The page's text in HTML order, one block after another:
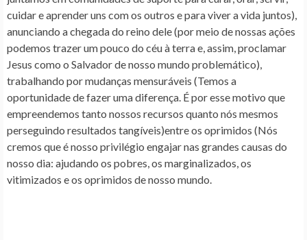
cuidar e aprender uns com os outros e para viver a vida juntos),
anunciando a chegada do reino dele (por meio de nossas ações
podemos trazer um pouco do céu à terra e, assim, proclamar
Jesus como o Salvador de nosso mundo problemático),
trabalhando por mudanças mensuráveis (Temos a
oportunidade de fazer uma diferença. É por esse motivo que
empreendemos tanto nossos recursos quanto nós mesmos
perseguindo resultados tangíveis)entre os oprimidos (Nós
cremos que é nosso privilégio engajar nas grandes causas do
nosso dia: ajudando os pobres, os marginalizados, os
vitimizados e os oprimidos de nosso mundo.